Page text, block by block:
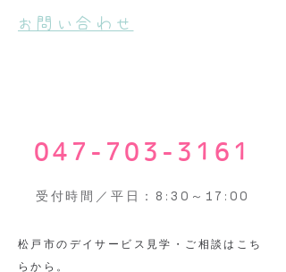
​お問い合わせ
047-703-3161
受付時間／平日：8:30～17:00
​松戸市のデイサービス見学・ご相談はこち
らから。